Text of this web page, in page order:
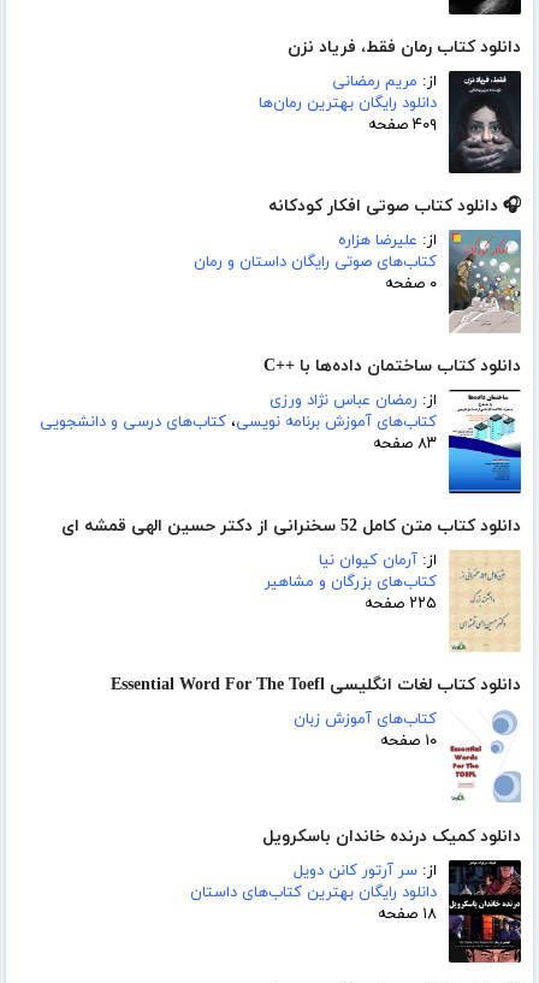
دانلود کتاب رمان فقط، فریاد نزن
از: مریم رمضانی
دانلود رایگان بهترین رمان‌ها
۴۰۹ صفحه
🎧 دانلود کتاب صوتی افکار کودکانه
از: علیرضا هزاره
کتاب‌های صوتی رایگان داستان و رمان
۰ صفحه
دانلود کتاب ساختمان داده‌ها با ++C
از: رمضان عباس نژاد ورزی
کتاب‌های آموزش برنامه نویسی، کتاب‌های درسی و دانشجویی
۸۳ صفحه
دانلود کتاب متن کامل 52 سخنرانی از دکتر حسین الهی قمشه ای
از: آرمان کیوان نیا
کتاب‌های بزرگان و مشاهیر
۲۲۵ صفحه
دانلود کتاب لغات انگلیسی Essential Word For The Toefl
کتاب‌های آموزش زبان
۱۰ صفحه
دانلود کمیک درنده خاندان باسکرویل
از: سر آرتور کانن دویل
دانلود رایگان بهترین کتاب‌های داستان
۱۸ صفحه